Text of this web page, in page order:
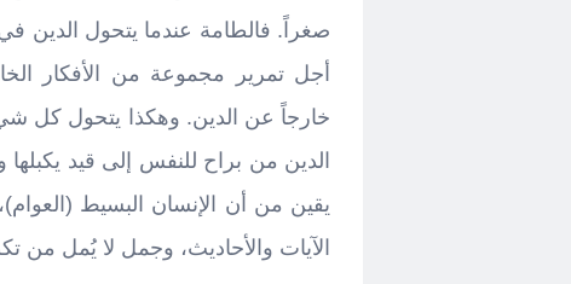
صغراً. فالطامة عندما يتحول الدين
أجل تمرير مجموعة من الأفكار
خارجاً عن الدين. وهكذا يتحول كل
الدين من براح للنفس إلى قيد
يقين من أن الإنسان البسيط
الآيات والأحاديث، وجمل لا يُمل من